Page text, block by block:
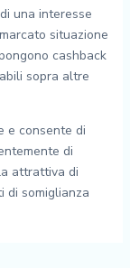
una interesse
situazione
cashback
sopra altre
e consente di
di
attrattiva di
di somiglianza